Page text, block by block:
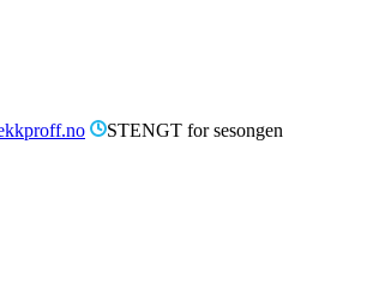
STENGT for sesongen